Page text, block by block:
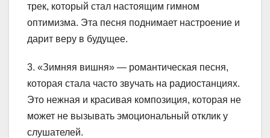
трек, который стал настоящим гимном
оптимизма. Эта песня поднимает настроение и
дарит веру в будущее.
3. «Зимняя вишня» — романтическая песня,
которая стала часто звучать на радиостанциях.
Это нежная и красивая композиция, которая не
может не вызывать эмоциональный отклик у
слушателей.